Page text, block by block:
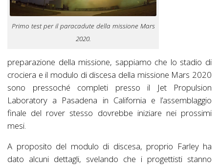
Primo test per il paracadute della missione Mars
2020.
preparazione della missione, sappiamo che lo stadio di
crociera e il modulo di discesa della missione Mars 2020
sono pressoché completi presso il Jet Propulsion
Laboratory a Pasadena in California e l’assemblaggio
finale del rover stesso dovrebbe iniziare nei prossimi
mesi.
A proposito del modulo di discesa, proprio Farley ha
dato alcuni dettagli, svelando che i progettisti stanno